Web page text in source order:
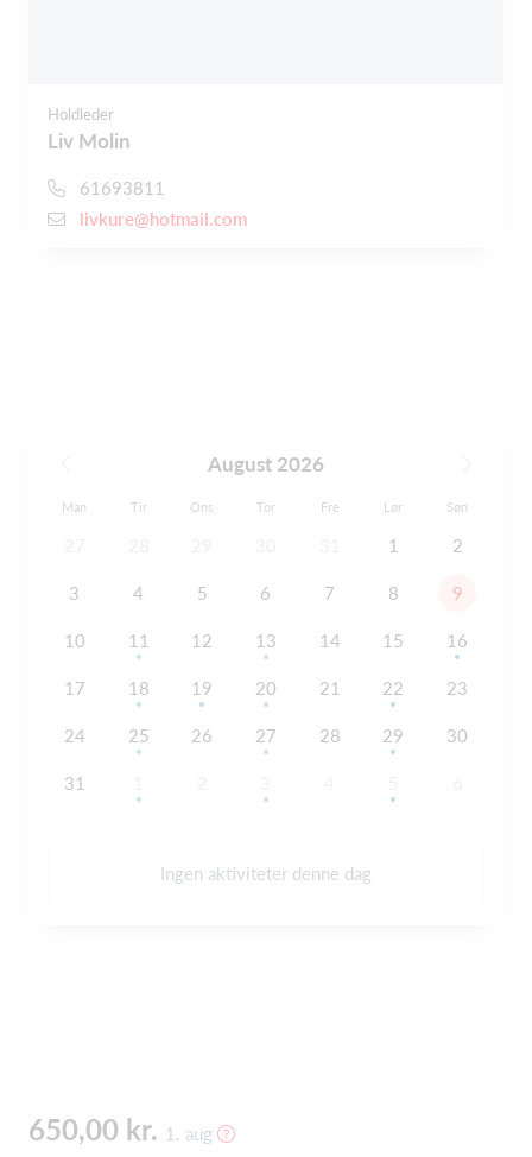
Holdleder
Liv Molin
61693811
livkure@hotmail.com
August 2026
Man Tir Ons Tor Fre Lør Søn
1 2
3 4 5 6 7 8 9
10 11 12 13 14 15 16
17 18 19 20 21 22 23
24 25 26 27 28 29 30
31
Ingen aktiviteter denne dag
650,00 kr. 1. aug